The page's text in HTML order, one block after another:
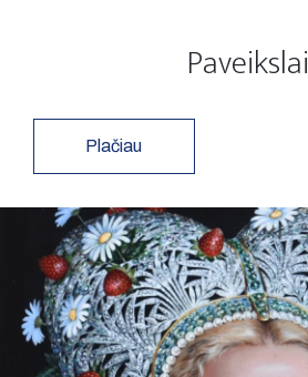
Paveikslai
Plačiau